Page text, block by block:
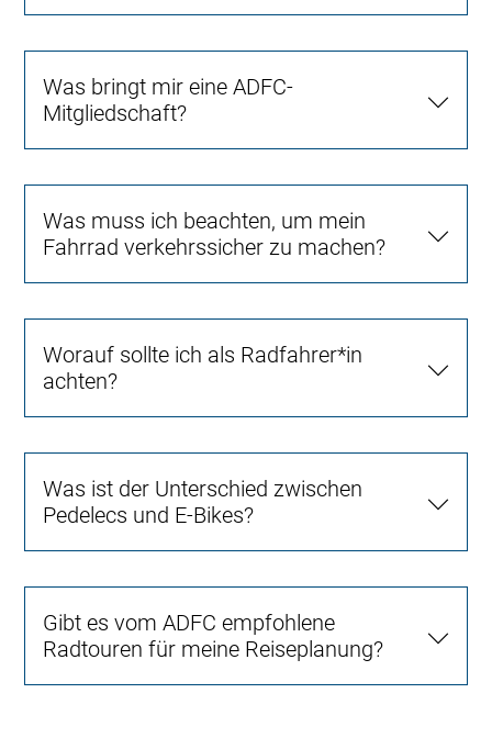
Was bringt mir eine ADFC-
Mitgliedschaft?
Was muss ich beachten, um mein
Fahrrad verkehrssicher zu machen?
Worauf sollte ich als Radfahrer*in
achten?
Was ist der Unterschied zwischen
Pedelecs und E-Bikes?
Gibt es vom ADFC empfohlene
Radtouren für meine Reiseplanung?